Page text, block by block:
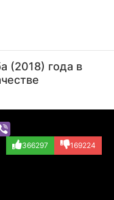
(2018) года в
366297 169224